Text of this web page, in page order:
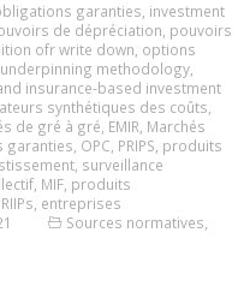
garanties investment
de dépréciation pouvoirs
ofr write down options
underpinning methodology
insurance-based investment
synthétiques des coûts
de gré à gré EMIR Marchés
garanties OPC PRIPS produits
surveillance
MIF produits
entreprises
Sources normatives